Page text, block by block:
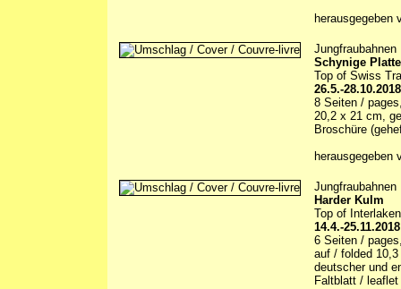
Jungfraubahnen
Schynige Platte
Top of Swiss
26.5.-28.10.2018
8 Seiten /
20,2 x 21 cm,
Broschüre
herausgegeben
Jungfraubahnen
Harder Kulm
Top of Interlaken
14.4.-25.11.2018
6 Seiten /
auf / folded
deutscher und
Faltblatt / leaflet